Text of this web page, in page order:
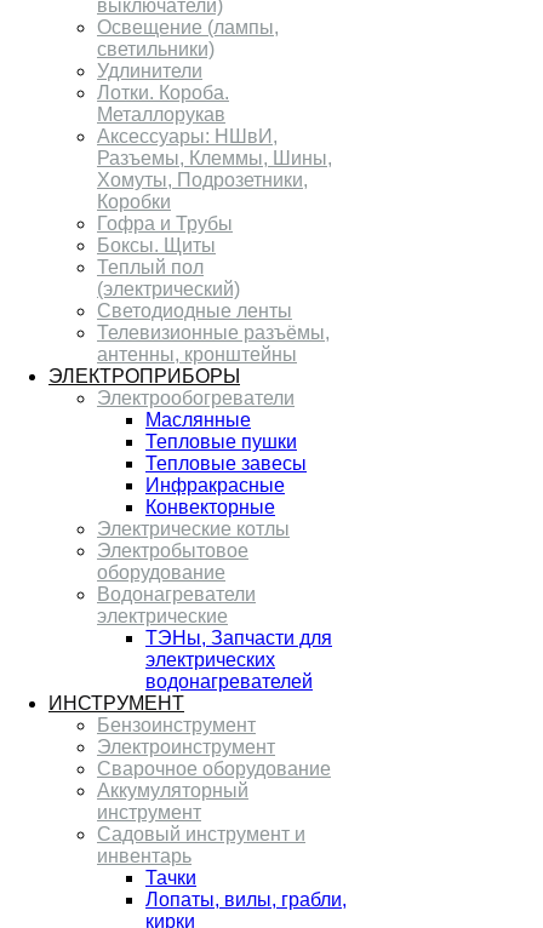
выключатели)
Освещение (лампы,
светильники)
Удлинители
Лотки. Короба.
Металлорукав
Аксессуары: НШвИ,
Разъемы, Клеммы, Шины,
Хомуты, Подрозетники,
Коробки
Гофра и Трубы
Боксы. Щиты
Теплый пол
(электрический)
Светодиодные ленты
Телевизионные разъёмы,
антенны, кронштейны
ЭЛЕКТРОПРИБОРЫ
Электрообогреватели
Маслянные
Тепловые пушки
Тепловые завесы
Инфракрасные
Конвекторные
Электрические котлы
Электробытовое
оборудование
Водонагреватели
электрические
ТЭНы, Запчасти для
электрических
водонагревателей
ИНСТРУМЕНТ
Бензоинструмент
Электроинструмент
Сварочное оборудование
Аккумуляторный
инструмент
Садовый инструмент и
инвентарь
Тачки
Лопаты, вилы, грабли,
кирки